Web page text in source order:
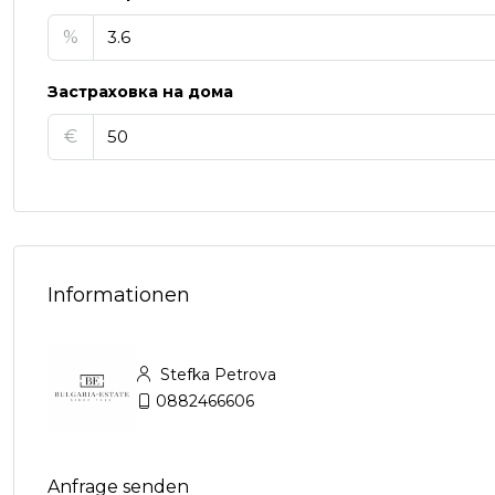
%
Застраховка на дома
€
Informationen
Stefka Petrova
0882466606
Anfrage senden